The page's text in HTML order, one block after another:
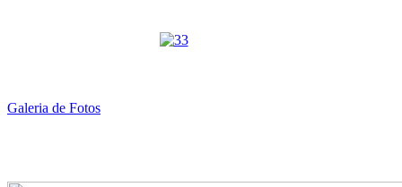
Galeria de Fotos